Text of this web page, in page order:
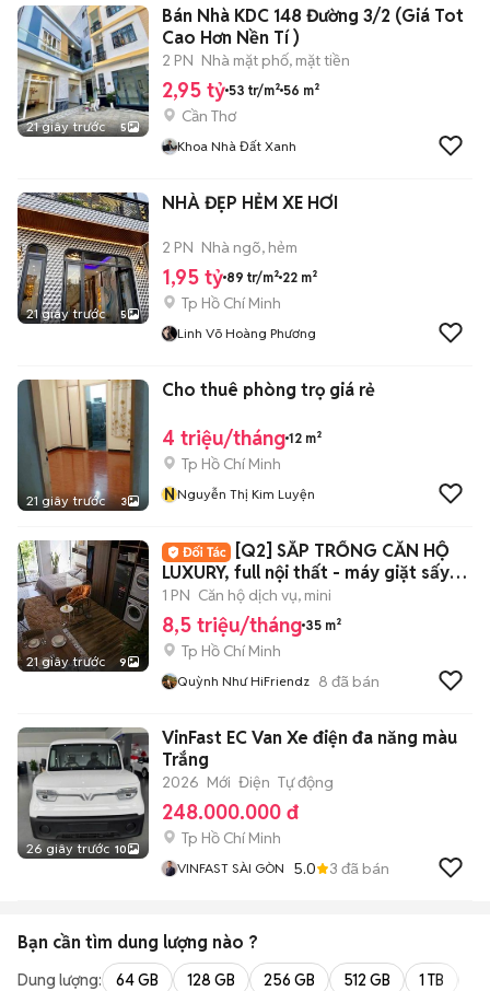
21 giây trước 5
Bán Nhà KDC 148 Đường 3/2 (Giá Tot
Cao Hơn Nền Tí )
2 PN Nhà mặt phố, mặt tiền
2,95 tỷ 53 tr/m² 56 m²
Cần Thơ
Khoa Nhà Đất Xanh
21 giây trước 5
NHÀ ĐẸP HẺM XE HƠI
2 PN Nhà ngõ, hẻm
1,95 tỷ 89 tr/m² 22 m²
Tp Hồ Chí Minh
Linh Võ Hoàng Phương
21 giây trước 3
Cho thuê phòng trọ giá rẻ
4 triệu/tháng 12 m²
Tp Hồ Chí Minh
NNguyễn Thị Kim Luyện
21 giây trước 9
[Q2] SẮP TRỐNG CĂN HỘ
LUXURY, full nội thất - máy giặt sấy
riêng!
1 PN Căn hộ dịch vụ, mini
8,5 triệu/tháng 35 m²
Tp Hồ Chí Minh
Quỳnh Như HiFriendz 8 đã bán
26 giây trước 10
VinFast EC Van Xe điện đa năng màu
Trắng
2026 Mới Điện Tự động
248.000.000 đ
Tp Hồ Chí Minh
VINFAST SÀI GÒN 5.0 3 đã bán
Bạn cần tìm dung lượng nào ?
Dung lượng: 64 GB 128 GB 256 GB 512 GB 1 TB